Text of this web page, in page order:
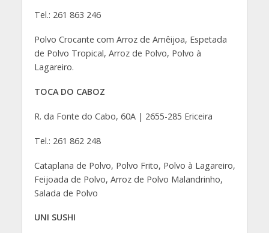
Tel.: 261 863 246
Polvo Crocante com Arroz de Amêijoa, Espetada
de Polvo Tropical, Arroz de Polvo, Polvo à
Lagareiro.
TOCA DO CABOZ
R. da Fonte do Cabo, 60A | 2655-285 Ericeira
Tel.: 261 862 248
Cataplana de Polvo, Polvo Frito, Polvo à Lagareiro,
Feijoada de Polvo, Arroz de Polvo Malandrinho,
Salada de Polvo
UNI SUSHI